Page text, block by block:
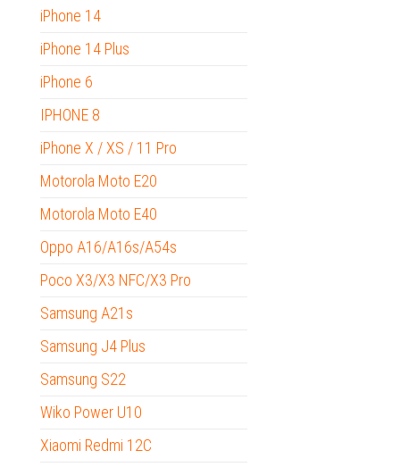
iPhone 14
iPhone 14 Plus
iPhone 6
IPHONE 8
iPhone X / XS / 11 Pro
Motorola Moto E20
Motorola Moto E40
Oppo A16/A16s/A54s
Poco X3/X3 NFC/X3 Pro
Samsung A21s
Samsung J4 Plus
Samsung S22
Wiko Power U10
Xiaomi Redmi 12C